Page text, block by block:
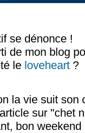
se dénonce !
de mon blog
le loveheart ?
la vie suit son
sur "chet
bon weekend